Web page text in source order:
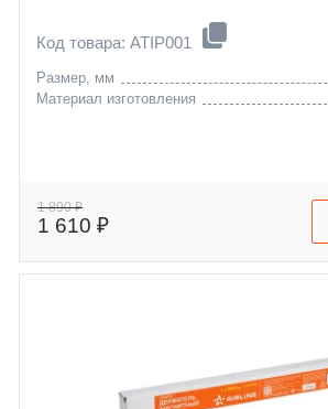
Код товара: ATIP001
Размер, мм
Материал изготовления
1 890 ₽
1 610 ₽